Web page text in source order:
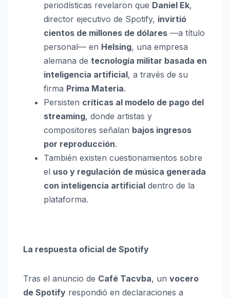
periodísticas revelaron que Daniel Ek,
director ejecutivo de Spotify, invirtió
cientos de millones de dólares —a título
personal— en Helsing, una empresa
alemana de tecnología militar basada en
inteligencia artificial, a través de su
firma Prima Materia.
Persisten críticas al modelo de pago del
streaming, donde artistas y
compositores señalan bajos ingresos
por reproducción.
También existen cuestionamientos sobre
el uso y regulación de música generada
con inteligencia artificial dentro de la
plataforma.
La respuesta oficial de Spotify
Tras el anuncio de Café Tacvba, un vocero
de Spotify respondió en declaraciones a